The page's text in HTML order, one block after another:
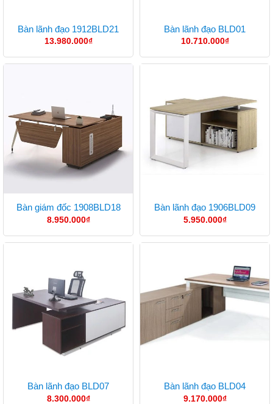
Bàn lãnh đạo 1912BLD21
13.980.000₫
Bàn lãnh đạo BLD01
10.710.000₫
Bàn giám đốc 1908BLD18
8.950.000₫
Bàn lãnh đạo 1906BLD09
5.950.000₫
Bàn lãnh đạo BLD07
8.300.000₫
Bàn lãnh đạo BLD04
9.170.000₫